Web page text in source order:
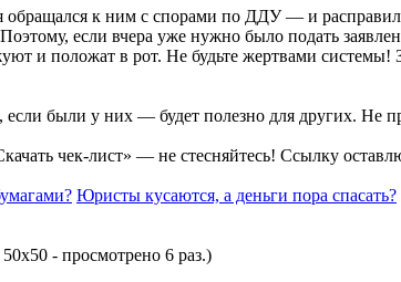
обращался к ним с спорами по ДДУ — и
Поэтому, если вчера уже нужно было подать
и положат в рот. Не будьте жертвами
были у них — будет полезно для других. Не
чек-лист» — не стесняйтесь! Ссылку
Юристы кусаются, а деньги пора спасать?
- просмотрено 6 раз.)